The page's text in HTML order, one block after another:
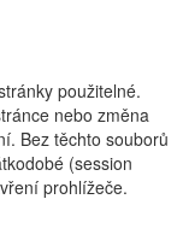
použitelné.
nebo změna
Bez těchto souborů
(session
prohlížeče.